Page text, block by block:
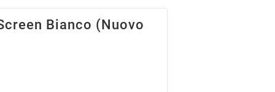
Bianco (Nuovo